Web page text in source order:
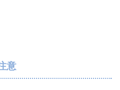
意